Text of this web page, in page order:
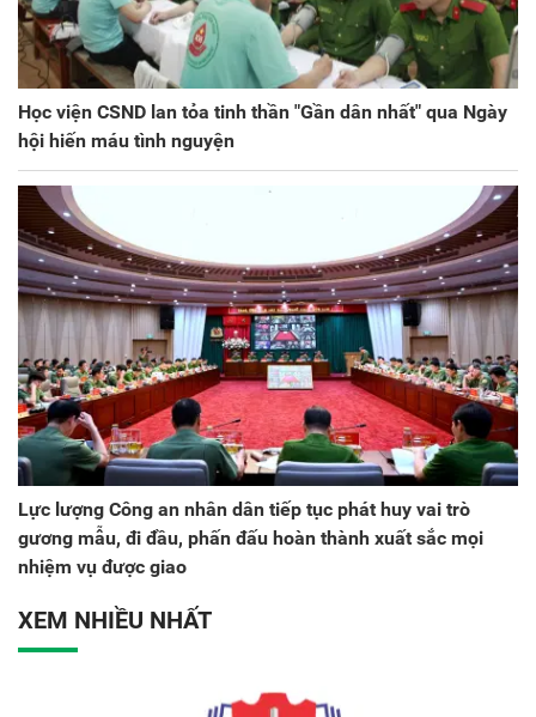
Học viện CSND lan tỏa tinh thần "Gần dân nhất" qua Ngày
hội hiến máu tình nguyện
Lực lượng Công an nhân dân tiếp tục phát huy vai trò
gương mẫu, đi đầu, phấn đấu hoàn thành xuất sắc mọi
nhiệm vụ được giao
XEM NHIỀU NHẤT